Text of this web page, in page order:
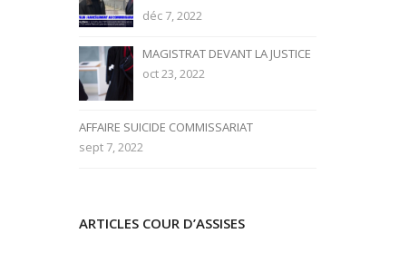
déc 7, 2022
MAGISTRAT DEVANT LA JUSTICE
oct 23, 2022
AFFAIRE SUICIDE COMMISSARIAT
sept 7, 2022
ARTICLES COUR D’ASSISES